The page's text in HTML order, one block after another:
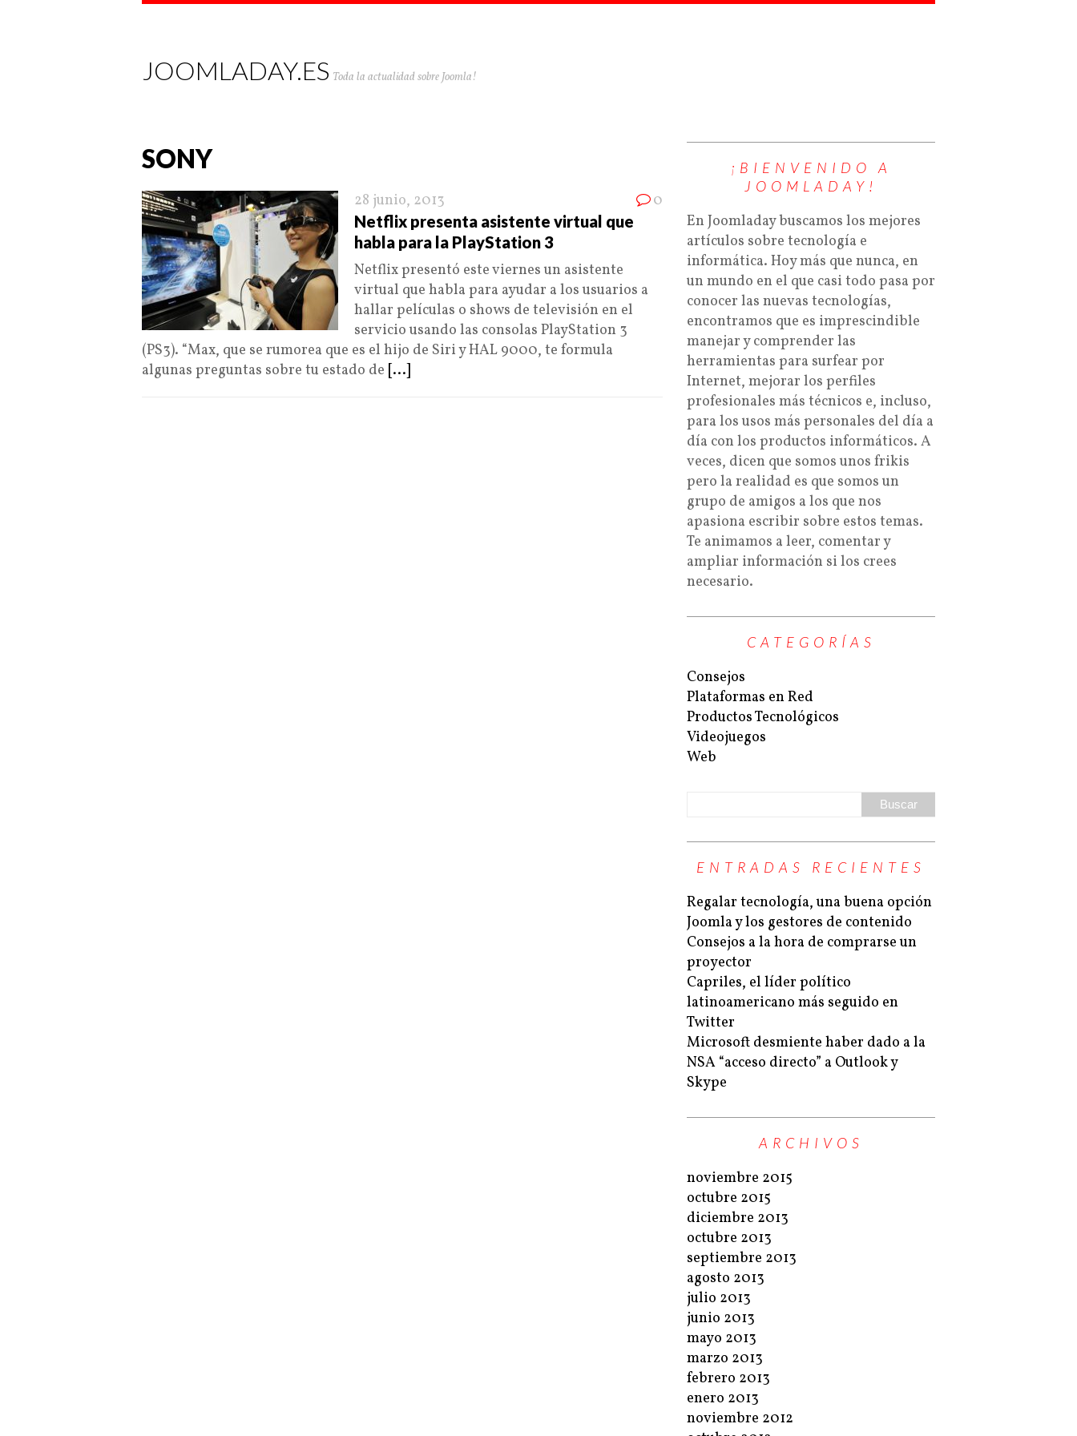
JOOMLADAY.ES Toda la actualidad sobre Joomla!
SONY
28 junio, 2013 0
Netflix presenta asistente virtual que
habla para la PlayStation 3
Netflix presentó este viernes un asistente
virtual que habla para ayudar a los usuarios a
hallar películas o shows de televisión en el
servicio usando las consolas PlayStation 3
(PS3). “Max, que se rumorea que es el hijo de Siri y HAL 9000, te formula
algunas preguntas sobre tu estado de [...]
¡BIENVENIDO A
JOOMLADAY!
En Joomladay buscamos los mejores
artículos sobre tecnología e
informática. Hoy más que nunca, en
un mundo en el que casi todo pasa por
conocer las nuevas tecnologías,
encontramos que es imprescindible
manejar y comprender las
herramientas para surfear por
Internet, mejorar los perfiles
profesionales más técnicos e, incluso,
para los usos más personales del día a
día con los productos informáticos. A
veces, dicen que somos unos frikis
pero la realidad es que somos un
grupo de amigos a los que nos
apasiona escribir sobre estos temas.
Te animamos a leer, comentar y
ampliar información si los crees
necesario.
CATEGORÍAS
Consejos
Plataformas en Red
Productos Tecnológicos
Videojuegos
Web
ENTRADAS RECIENTES
Regalar tecnología, una buena opción
Joomla y los gestores de contenido
Consejos a la hora de comprarse un
proyector
Capriles, el líder político
latinoamericano más seguido en
Twitter
Microsoft desmiente haber dado a la
NSA “acceso directo” a Outlook y
Skype
ARCHIVOS
noviembre 2015
octubre 2015
diciembre 2013
octubre 2013
septiembre 2013
agosto 2013
julio 2013
junio 2013
mayo 2013
marzo 2013
febrero 2013
enero 2013
noviembre 2012